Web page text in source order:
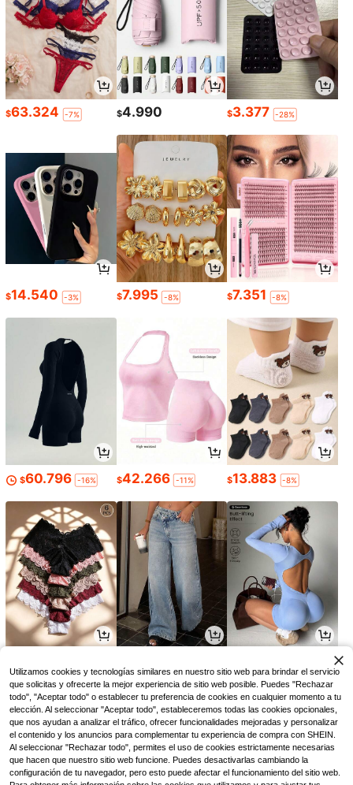
$63.324 -7% $4.990 $3.377 -28%
$14.540 -3% $7.995 -8% $7.351 -8%
$60.796 -16% $42.266 -11% $13.883 -8%
Utilizamos cookies y tecnologías similares en nuestro sitio web para brindar el servicio
que solicitas y ofrecerte la mejor experiencia de sitio web posible. Puedes "Rechazar
todo", "Aceptar todo" o establecer tu preferencia de cookies en cualquier momento a tu
elección. Al seleccionar "Aceptar todo", estableceremos todas las cookies opcionales,
que nos ayudan a analizar el tráfico, ofrecer funcionalidades mejoradas y personalizar
el contenido y los anuncios para complementar tu experiencia de compra con SHEIN.
Al seleccionar "Rechazar todo", permites el uso de cookies estrictamente necesarias
que hacen que nuestro sitio web funcione. Puedes desactivarlas cambiando la
configuración de tu navegador, pero esto puede afectar el funcionamiento del sitio web.